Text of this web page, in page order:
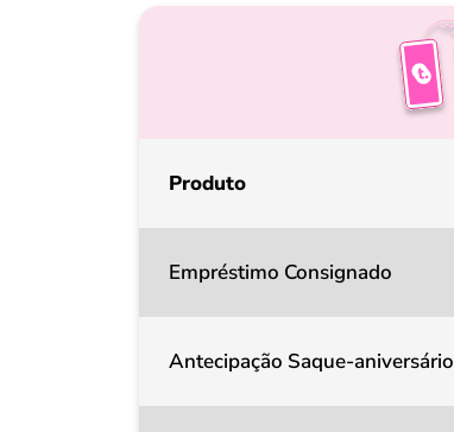
Produto
Empréstimo Consignado
Antecipação Saque-aniversário